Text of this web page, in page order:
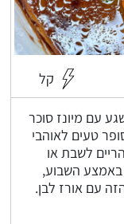
קל
עם מיונז סוכר
טעים לאוהבי
לשבת או
באמצע השבוע,
עם אורז לבן.